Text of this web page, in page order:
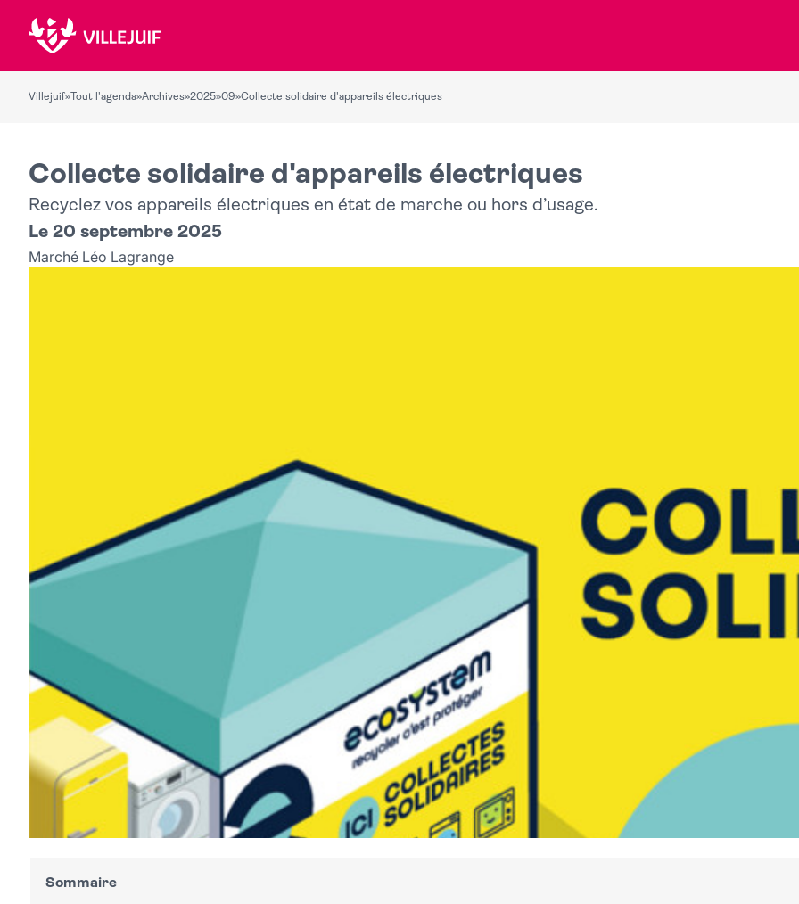
Villejuif» Tout l'agenda»Archives»2025»09»Collecte solidaire d'appareils électriques
Collecte solidaire d'appareils électriques
Recyclez vos appareils électriques en état de marche ou hors d’usage.
Le 20 septembre 2025
Marché Léo Lagrange
Sommaire